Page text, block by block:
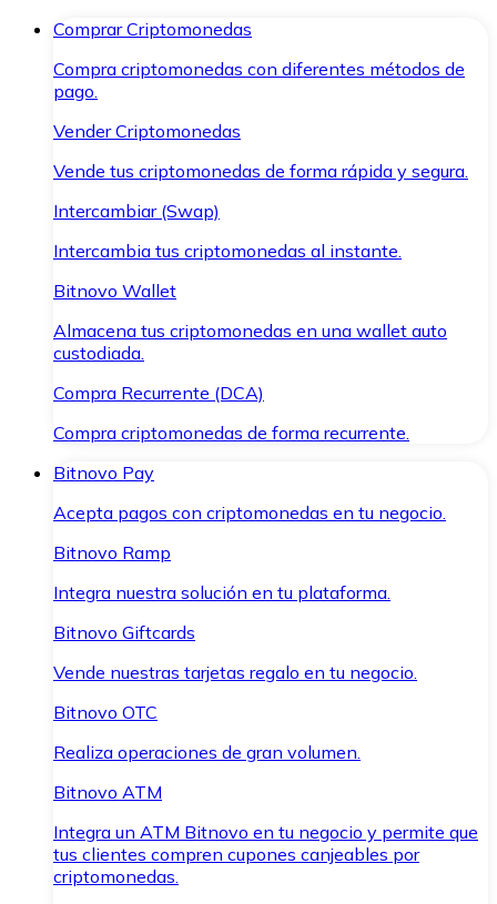
Comprar Criptomonedas
Compra criptomonedas con diferentes métodos de
pago.
Vender Criptomonedas
Vende tus criptomonedas de forma rápida y segura.
Intercambiar (Swap)
Intercambia tus criptomonedas al instante.
Bitnovo Wallet
Almacena tus criptomonedas en una wallet auto
custodiada.
Compra Recurrente (DCA)
Compra criptomonedas de forma recurrente.
Bitnovo Pay
Acepta pagos con criptomonedas en tu negocio.
Bitnovo Ramp
Integra nuestra solución en tu plataforma.
Bitnovo Giftcards
Vende nuestras tarjetas regalo en tu negocio.
Bitnovo OTC
Realiza operaciones de gran volumen.
Bitnovo ATM
Integra un ATM Bitnovo en tu negocio y permite que
tus clientes compren cupones canjeables por
criptomonedas.